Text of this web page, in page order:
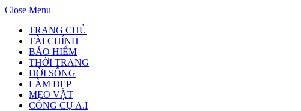
Close Menu
TRANG CHỦ
TÀI CHÍNH
BẢO HIỂM
THỜI TRANG
ĐỜI SỐNG
LÀM ĐẸP
MẸO VẶT
CÔNG CỤ A.I